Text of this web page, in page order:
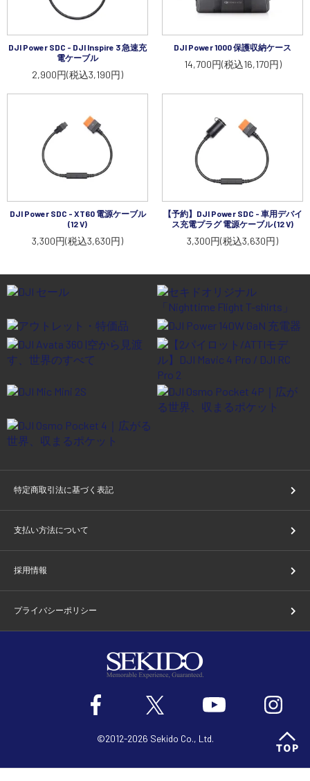
DJI Power SDC - DJI Inspire 3 急速充
電ケーブル
2,900円(税込3,190円)
DJI Power 1000 保護収納ケース
14,700円(税込16,170円)
DJI Power SDC - XT60 電源ケーブル
(12 V)
3,300円(税込3,630円)
【予約】DJI Power SDC - 車用デバイ
ス充電プラグ 電源ケーブル (12 V)
3,300円(税込3,630円)
特定商取引法に基づく表記
支払い方法について
採用情報
プライバシーポリシー
©2012-2026 Sekido Co., Ltd.